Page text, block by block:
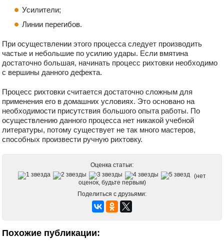
Усилители;
Линии перегибов.
При осуществлении этого процесса следует производить
частые и небольшие по усилию удары. Если вмятина
достаточно большая, начинать процесс рихтовки необходимо
с вершины данного дефекта.
Процесс рихтовки считается достаточно сложным для
применения его в домашних условиях. Это основано на
необходимости присутствия большого опыта работы. По
осуществлению данного процесса нет никакой учебной
литературы, потому существует не так много мастеров,
способных произвести ручную рихтовку.
Оценка статьи:
(нет
оценок, будьте первым)
Поделиться с друзьями:
Похожие публикации:
домашних условиях
Как самому собрать